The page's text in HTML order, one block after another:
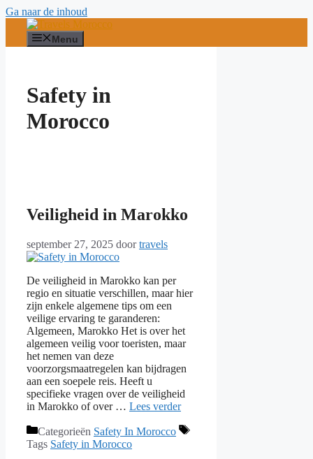
Ga naar de inhoud
Menu
Safety in
Morocco
Veiligheid in Marokko
september 27, 2025 doortravels
De veiligheid in Marokko kan per
regio en situatie verschillen, maar hier
zijn enkele algemene tips om een ​​
veilige ervaring te garanderen:
Algemeen, Marokko Het is over het
algemeen veilig voor toeristen, maar
het nemen van deze
voorzorgsmaatregelen kan bijdragen
aan een soepele reis. Heeft u
specifieke vragen over de veiligheid
in Marokko of over … Lees verder
Categorieën Safety In Morocco
Tags Safety in Morocco